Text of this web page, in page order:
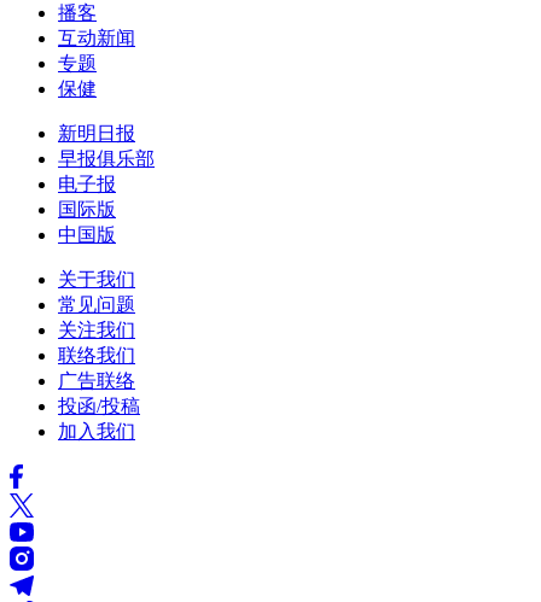
播客
互动新闻
专题
保健
新明日报
早报俱乐部
电子报
国际版
中国版
关于我们
常见问题
关注我们
联络我们
广告联络
投函/投稿
加入我们